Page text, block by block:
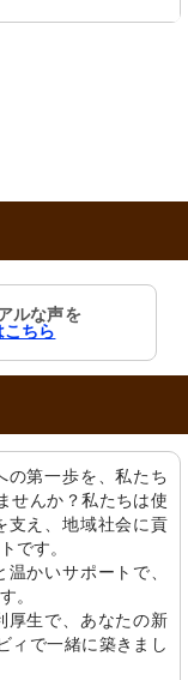
ルな声を
ちら
の第一歩を、私たち
せんか？私たちは使
支え、地域社会に貢
です。
かいサポートで、
。
厚生で、あなたの新
ィで一緒に築きまし